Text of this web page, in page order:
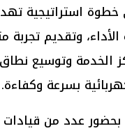
استراتيجية
الأداء، وتقديم
الخدمة وتوسيع
بسرعة وكفاءة.
بحضور عدد من